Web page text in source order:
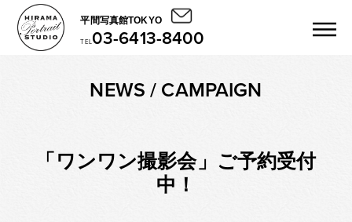
平間写真館TOKYO
TEL03-6413-8400
NEWS / CAMPAIGN
「ワンワン撮影会」ご予約受付
中！